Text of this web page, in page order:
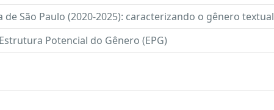
São Paulo (2020-2025): caracterizando o gênero textual
Potencial do Gênero (EPG)